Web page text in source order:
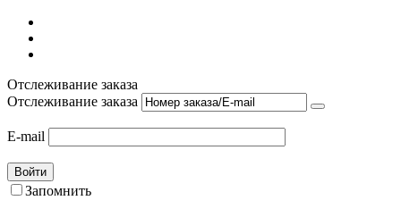
Отслеживание заказа
Отслеживание заказа
E-mail
Войти
Запомнить